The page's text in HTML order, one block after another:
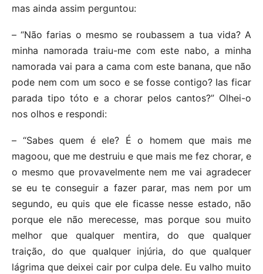
mas ainda assim perguntou:
– “Não farias o mesmo se roubassem a tua vida? A
minha namorada traiu-me com este nabo, a minha
namorada vai para a cama com este banana, que não
pode nem com um soco e se fosse contigo? Ias ficar
parada tipo tóto e a chorar pelos cantos?” Olhei-o
nos olhos e respondi:
– “Sabes quem é ele? É o homem que mais me
magoou, que me destruiu e que mais me fez chorar, e
o mesmo que provavelmente nem me vai agradecer
se eu te conseguir a fazer parar, mas nem por um
segundo, eu quis que ele ficasse nesse estado, não
porque ele não merecesse, mas porque sou muito
melhor que qualquer mentira, do que qualquer
traição, do que qualquer injúria, do que qualquer
lágrima que deixei cair por culpa dele. Eu valho muito